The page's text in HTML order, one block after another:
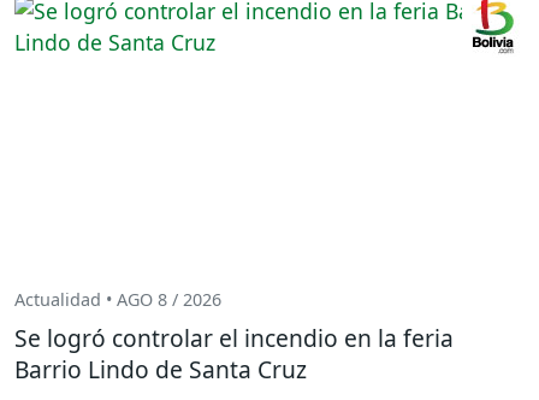
Actualidad • AGO 8 / 2026
Se logró controlar el incendio en la feria
Barrio Lindo de Santa Cruz